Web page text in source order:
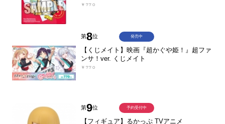
￥770
第8位
【くじメイト】映画『超かぐや姫！』超ファ
ンサ！ver. くじメイト
￥770
発売中
第9位
【フィギュア】るかっぷ TVアニメ
予約受付中